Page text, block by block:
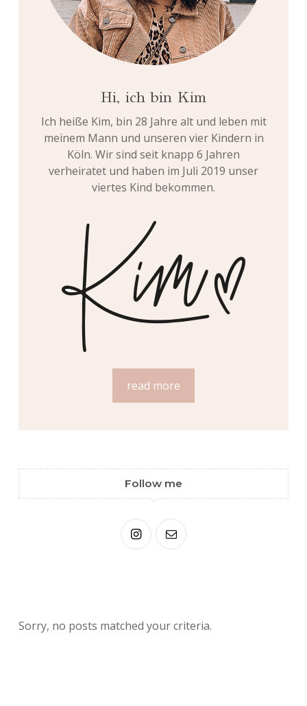
Hi, ich bin Kim
Ich heiße Kim, bin 28 Jahre alt und leben mit
meinem Mann und unseren vier Kindern in
Köln. Wir sind seit knapp 6 Jahren
verheiratet und haben im Juli 2019 unser
viertes Kind bekommen.
read more
Follow me
Sorry, no posts matched your criteria.